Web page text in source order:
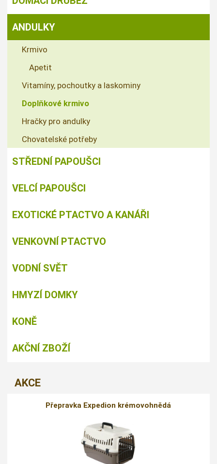
ANDULKY
Krmivo
Apetit
Vitamíny, pochoutky a laskominy
Doplňkové krmivo
Hračky pro andulky
Chovatelské potřeby
STŘEDNÍ PAPOUŠCI
VELCÍ PAPOUŠCI
EXOTICKÉ PTACTVO A KANÁŘI
VENKOVNÍ PTACTVO
VODNÍ SVĚT
HMYZÍ DOMKY
KONĚ
AKČNÍ ZBOŽÍ
AKCE
Přepravka Expedion krémovohnědá